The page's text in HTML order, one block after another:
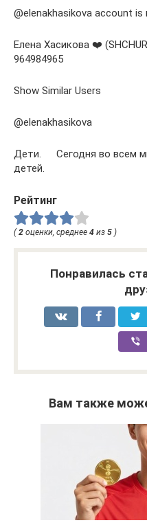
@elenakhasikova account
Елена Хасикова ❤️
964984965
Show Similar Users
@elenakhasikova
Дети. ᅠ Сегодня во всем
детей.
Рейтинг
( 2 оценки, среднее 4 из 5 )
Понравилась
Вам также